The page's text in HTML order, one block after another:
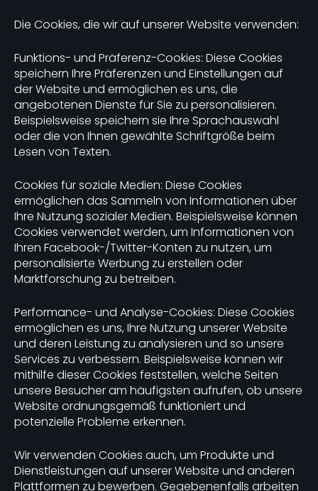
Die Cookies, die wir auf unserer Website verwenden:
Funktions- und Präferenz-Cookies: Diese Cookies
speichern Ihre Präferenzen und Einstellungen auf
der Website und ermöglichen es uns, die
angebotenen Dienste für Sie zu personalisieren.
Beispielsweise speichern sie Ihre Sprachauswahl
oder die von Ihnen gewählte Schriftgröße beim
Lesen von Texten.
Cookies für soziale Medien: Diese Cookies
ermöglichen das Sammeln von Informationen über
Ihre Nutzung sozialer Medien. Beispielsweise können
Cookies verwendet werden, um Informationen von
Ihren Facebook-/Twitter-Konten zu nutzen, um
personalisierte Werbung zu erstellen oder
Marktforschung zu betreiben.
Performance- und Analyse-Cookies: Diese Cookies
ermöglichen es uns, Ihre Nutzung unserer Website
und deren Leistung zu analysieren und so unsere
Services zu verbessern. Beispielsweise können wir
mithilfe dieser Cookies feststellen, welche Seiten
unsere Besucher am häufigsten aufrufen, ob unsere
Website ordnungsgemäß funktioniert und
potenzielle Probleme erkennen.
Wir verwenden Cookies auch, um Produkte und
Dienstleistungen auf unserer Website und anderen
Plattformen zu bewerben. Gegebenenfalls arbeiten